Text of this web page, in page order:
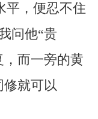
平，便忍不住
问他“贵
而一旁的黄
修就可以